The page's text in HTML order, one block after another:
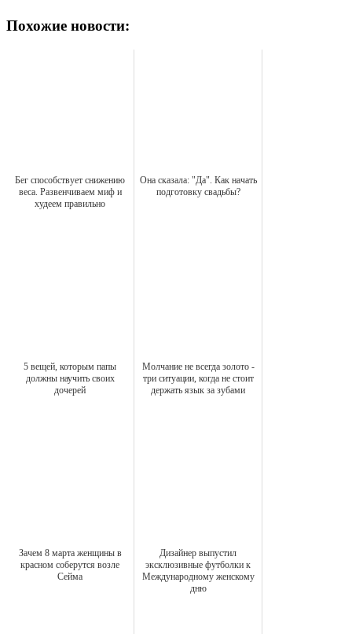
Похожие новости:
Бег способствует снижению
веса. Развенчиваем миф и
худеем правильно
Она сказала: "Да". Как начать
подготовку свадьбы?
5 вещей, которым папы
должны научить своих
дочерей
Молчание не всегда золото -
три ситуации, когда не стоит
держать язык за зубами
Зачем 8 марта женщины в
красном соберутся возле
Сейма
Дизайнер выпустил
эксклюзивные футболки к
Международному женскому
дню